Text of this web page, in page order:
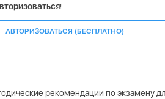
!
АВТОРИЗОВАТЬСЯ (БЕСПЛАТНО)
рекомендации по экзамену